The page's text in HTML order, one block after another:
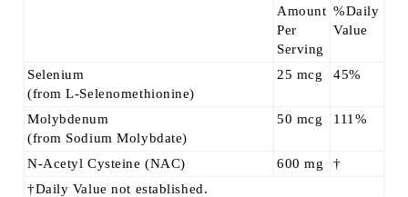
Amount
Per
Serving
%Daily
Value
Selenium
(from L-Selenomethionine)
25 mcg 45%
Molybdenum
(from Sodium Molybdate)
50 mcg 111%
N-Acetyl Cysteine (NAC) 600 mg
†
†Daily Value not established.